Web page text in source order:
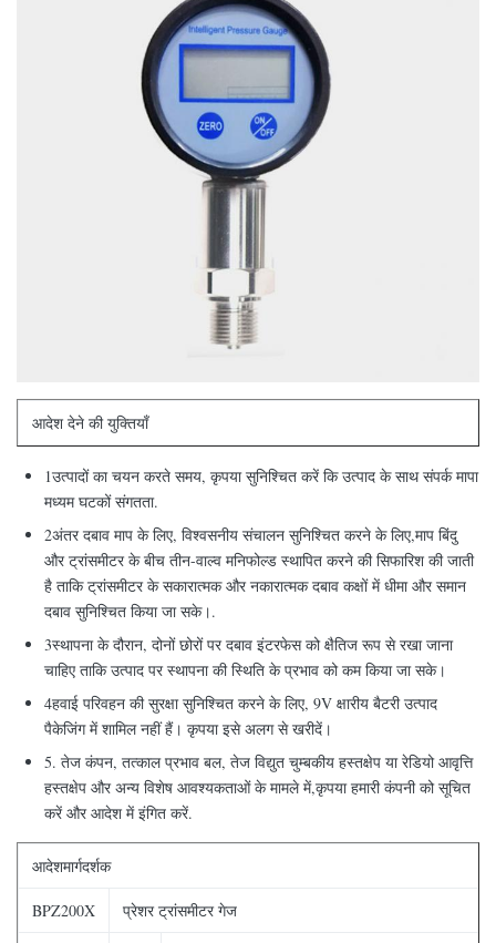
आदेश देने की युक्तियाँ
1उत्पादों का चयन करते समय, कृपया सुनिश्चित करें कि उत्पाद के साथ संपर्क मापा
मध्यम घटकों संगतता.
2अंतर दबाव माप के लिए, विश्वसनीय संचालन सुनिश्चित करने के लिए,माप बिंदु
और ट्रांसमीटर के बीच तीन-वाल्व मनिफोल्ड स्थापित करने की सिफारिश की जाती
है ताकि ट्रांसमीटर के सकारात्मक और नकारात्मक दबाव कक्षों में धीमा और समान
दबाव सुनिश्चित किया जा सके।.
3स्थापना के दौरान, दोनों छोरों पर दबाव इंटरफेस को क्षैतिज रूप से रखा जाना
चाहिए ताकि उत्पाद पर स्थापना की स्थिति के प्रभाव को कम किया जा सके।
4हवाई परिवहन की सुरक्षा सुनिश्चित करने के लिए, 9V क्षारीय बैटरी उत्पाद
पैकेजिंग में शामिल नहीं हैं। कृपया इसे अलग से खरीदें।
5. तेज कंपन, तत्काल प्रभाव बल, तेज विद्युत चुम्बकीय हस्तक्षेप या रेडियो आवृत्ति
हस्तक्षेप और अन्य विशेष आवश्यकताओं के मामले में,कृपया हमारी कंपनी को सूचित
करें और आदेश में इंगित करें.
आदेशमार्गदर्शक
BPZ200X प्रेशर ट्रांसमीटर गेज